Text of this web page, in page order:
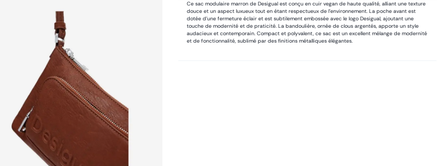
Ce sac modulaire marron de Desigual est conçu en cuir vegan de haute qualité, alliant une texture
douce et un aspect luxueux tout en étant respectueux de l'environnement. La poche avant est
dotée d'une fermeture éclair et est subtilement embossée avec le logo Desigual, ajoutant une
touche de modernité et de praticité. La bandoulière, ornée de clous argentés, apporte un style
audacieux et contemporain. Compact et polyvalent, ce sac est un excellent mélange de modernité
et de fonctionnalité, sublimé par des finitions métalliques élégantes.